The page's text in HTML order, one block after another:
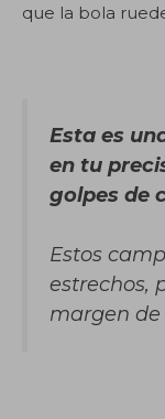
que la bola
Esta es
en tu
golpes de
Estos
estrechos,
margen de